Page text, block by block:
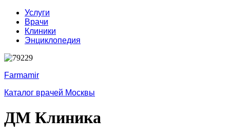
Услуги
Врачи
Клиники
Энциклопедия
Farmamir
Каталог врачей Москвы
ДМ Клиника